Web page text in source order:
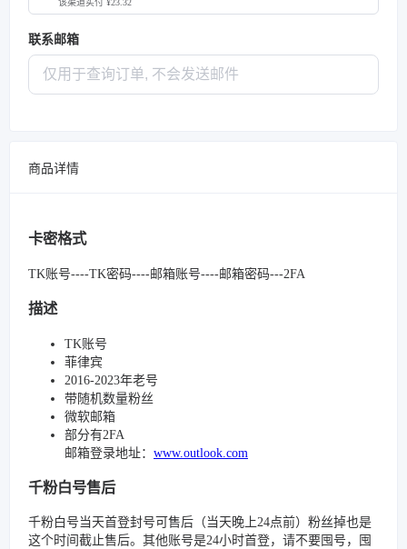
联系邮箱
商品详情
卡密格式
TK账号----TK密码----邮箱账号----邮箱密码---2FA
描述
TK账号
菲律宾
2016-2023年老号
带随机数量粉丝
微软邮箱
部分有2FA
邮箱登录地址： www.outlook.com
千粉白号售后
千粉白号当天首登封号可售后（当天晚上24点前）粉丝掉也是
这个时间截止售后。其他账号是24小时首登，请不要囤号，囤